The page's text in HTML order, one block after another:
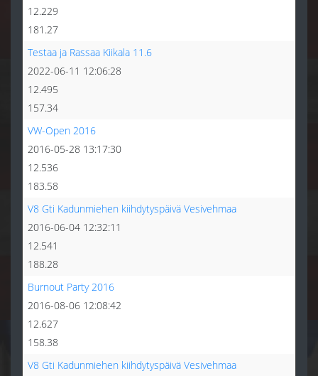
12.229
181.27
Testaa ja Rassaa Kiikala 11.6
2022-06-11 12:06:28
12.495
157.34
VW-Open 2016
2016-05-28 13:17:30
12.536
183.58
V8 Gti Kadunmiehen kiihdytyspäivä Vesivehmaa
2016-06-04 12:32:11
12.541
188.28
Burnout Party 2016
2016-08-06 12:08:42
12.627
158.38
V8 Gti Kadunmiehen kiihdytyspäivä Vesivehmaa